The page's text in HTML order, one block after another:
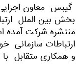
گیبس معاون
بخش بین الملل
منتشره شرکت
ارتباطات سازمانی
و همکاری متقابل